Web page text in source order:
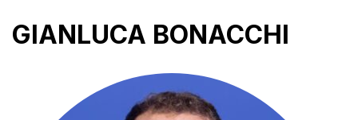
GIANLUCA BONACCHI